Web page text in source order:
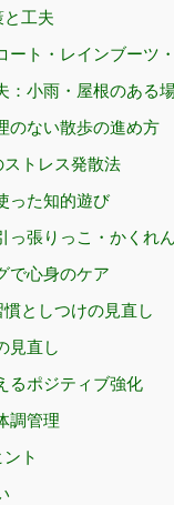
工夫
ート・レインブーツ
：小雨・屋根のある
のない散歩の進め方
トレス発散法
った知的遊び
っ張りっこ・かくれ
で心身のケア
としつけの見直し
見直し
るポジティブ強化
調管理
ト